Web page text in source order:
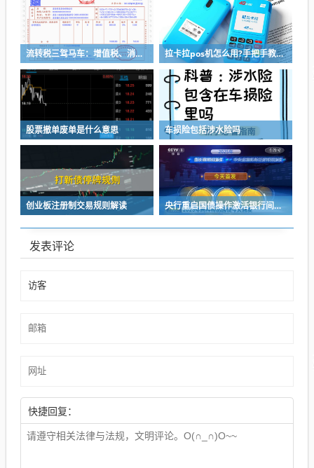
流转税三驾马车：增值税、消费税、关税如何影响市场与民生 拉卡拉pos机怎么用?手把手教你：3分钟上手拉卡拉POS机
股票撤单废单是什么意思 车损险包括涉水险吗
创业板注册制交易规则解读 央行重启国债操作激活银行间债市 170万亿市场迎来开放新机遇
发表评论
快捷回复：